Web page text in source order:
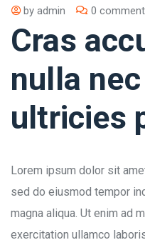
by admin 0
Cras
nulla
ultricies
Lorem ipsum dolor sit
sed do eiusmod tempor
magna aliqua. Ut enim ad
exercitation ullamco